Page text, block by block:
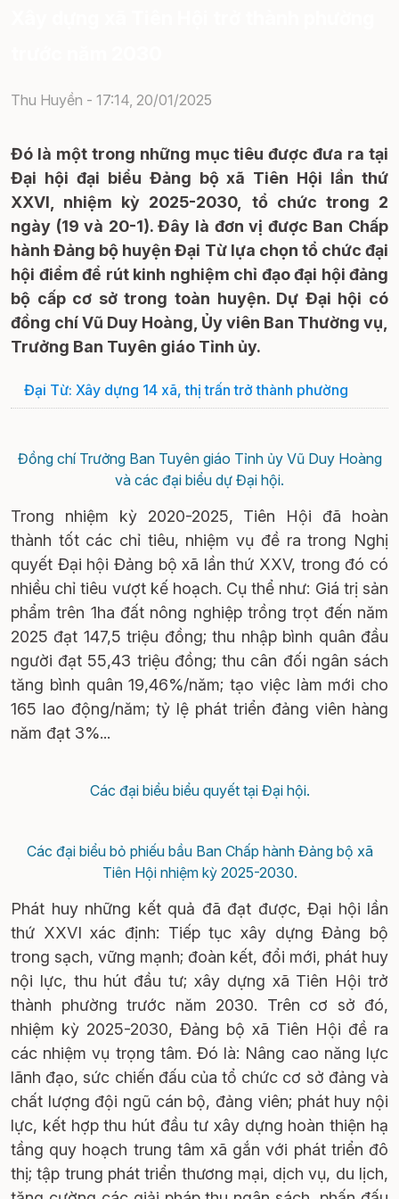
Thu Huyền - 17:14, 20/01/2025
Đó là một trong những mục tiêu được đưa ra tại
Đại hội đại biểu Đảng bộ xã Tiên Hội lần thứ
XXVI, nhiệm kỳ 2025-2030, tổ chức trong 2
ngày (19 và 20-1). Đây là đơn vị được Ban Chấp
hành Đảng bộ huyện Đại Từ lựa chọn tổ chức đại
hội điểm để rút kinh nghiệm chỉ đạo đại hội đảng
bộ cấp cơ sở trong toàn huyện. Dự Đại hội có
đồng chí Vũ Duy Hoàng, Ủy viên Ban Thường vụ,
Trưởng Ban Tuyên giáo Tỉnh ủy.
Đại Từ: Xây dựng 14 xã, thị trấn trở thành phường
Đồng chí Trưởng Ban Tuyên giáo Tỉnh ủy Vũ Duy Hoàng
và các đại biểu dự Đại hội.
Trong nhiệm kỳ 2020-2025, Tiên Hội đã hoàn
thành tốt các chỉ tiêu, nhiệm vụ đề ra trong Nghị
quyết Đại hội Đảng bộ xã lần thứ XXV, trong đó có
nhiều chỉ tiêu vượt kế hoạch. Cụ thể như: Giá trị sản
phẩm trên 1ha đất nông nghiệp trồng trọt đến năm
2025 đạt 147,5 triệu đồng; thu nhập bình quân đầu
người đạt 55,43 triệu đồng; thu cân đối ngân sách
tăng bình quân 19,46%/năm; tạo việc làm mới cho
165 lao động/năm; tỷ lệ phát triển đảng viên hàng
năm đạt 3%...
Các đại biểu biểu quyết tại Đại hội.
Các đại biểu bỏ phiếu bầu Ban Chấp hành Đảng bộ xã
Tiên Hội nhiệm kỳ 2025-2030.
Phát huy những kết quả đã đạt được, Đại hội lần
thứ XXVI xác định: Tiếp tục xây dựng Đảng bộ
trong sạch, vững mạnh; đoàn kết, đổi mới, phát huy
nội lực, thu hút đầu tư; xây dựng xã Tiên Hội trở
thành phường trước năm 2030. Trên cơ sở đó,
nhiệm kỳ 2025-2030, Đảng bộ xã Tiên Hội đề ra
các nhiệm vụ trọng tâm. Đó là: Nâng cao năng lực
lãnh đạo, sức chiến đấu của tổ chức cơ sở đảng và
chất lượng đội ngũ cán bộ, đảng viên; phát huy nội
lực, kết hợp thu hút đầu tư xây dựng hoàn thiện hạ
tầng quy hoạch trung tâm xã gắn với phát triển đô
thị; tập trung phát triển thương mại, dịch vụ, du lịch,